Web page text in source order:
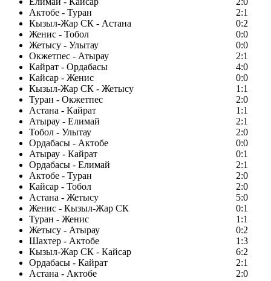
Актобе - Туран
2:1
Кызыл-Жар СК - Астана
0:2
Женис - Тобол
0:0
Жетысу - Улытау
0:0
Окжетпес - Атырау
2:1
Кайрат - Ордабасы
4:0
Кайсар - Женис
0:0
Кызыл-Жар СК - Жетысу
1:1
Туран - Окжетпес
2:0
Астана - Кайрат
1:1
Атырау - Елимай
2:1
Тобол - Улытау
2:0
Ордабасы - Актобе
0:0
Атырау - Кайрат
0:1
Ордабасы - Елимай
2:1
Актобе - Туран
2:0
Кайсар - Тобол
2:0
Астана - Жетысу
5:0
Женис - Кызыл-Жар СК
0:1
Туран - Женис
1:1
Жетысу - Атырау
0:2
Шахтер - Актобе
1:3
Кызыл-Жар СК - Кайсар
6:2
Ордабасы - Кайрат
2:1
Астана - Актобе
2:0